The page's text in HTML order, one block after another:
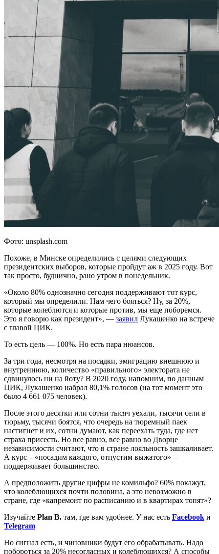
Фото: unsplash.com
Похоже, в Минске определились с целями следующих
президентских выборов, которые пройдут аж в 2025 году. Вот
так просто, буднично, рано утром в понедельник.
«Около 80% однозначно сегодня поддерживают тот курс,
который мы определили. Нам чего бояться? Ну, за 20%,
которые колеблются и которые против, мы еще поборемся.
Это я говорю как президент», — заявил Лукашенко на встрече
с главой ЦИК.
То есть цель — 100%. Но есть пара нюансов.
За три года, несмотря на посадки, эмиграцию внешнюю и
внутреннюю, количество «правильного» электората не
сдвинулось ни на йоту? В 2020 году, напомним, по данным
ЦИК, Лукашенко набрал 80,1% голосов (на тот момент это
было 4 661 075 человек).
После этого десятки или сотни тысяч уехали, тысячи сели в
тюрьму, тысячи боятся, что очередь на тюремный паек
настигнет и их, сотни думают, как переехать туда, где нет
страха присесть. Но все равно, все равно во Дворце
независимости считают, что в стране лояльность зашкаливает.
А курс – «посадим каждого, отпустим выжатого» –
поддерживает большинство.
А предположить другие цифры не комильфо? 60% покажут,
что колеблющихся почти половина, а это невозможно в
стране, где «капремонт по расписанию и в квартирах топят»?
Изучайте Plan B. там, где вам удобнее. У нас есть Facebook и
Telegram
Но сигнал есть, и чиновники будут его обрабатывать. Надо
побороться за 20% несогласных и колеблющихся? А способы